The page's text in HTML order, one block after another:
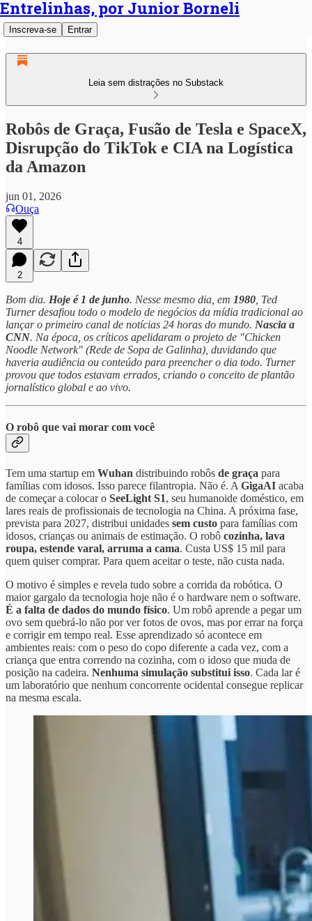
Entrelinhas, por Junior Borneli
Inscreva-se Entrar
Leia sem distrações no Substack
Robôs de Graça, Fusão de Tesla e SpaceX,
Disrupção do TikTok e CIA na Logística
da Amazon
jun 01, 2026
Ouça
4
2
Bom dia. Hoje é 1 de junho. Nesse mesmo dia, em 1980 , Ted
Turner desafiou todo o modelo de negócios da mídia tradicional ao
lançar o primeiro canal de notícias 24 horas do mundo. Nascia a
CNN. Na época, os críticos apelidaram o projeto de "Chicken
Noodle Network" (Rede de Sopa de Galinha), duvidando que
haveria audiência ou conteúdo para preencher o dia todo. Turner
provou que todos estavam errados, criando o conceito de plantão
jornalístico global e ao vivo.
O robô que vai morar com você
Tem uma startup em Wuhan distribuindo robôs de graça para
famílias com idosos. Isso parece filantropia. Não é. A GigaAI acaba
de começar a colocar o SeeLight S1, seu humanoide doméstico, em
lares reais de profissionais de tecnologia na China. A próxima fase,
prevista para 2027, distribui unidades sem custo para famílias com
idosos, crianças ou animais de estimação. O robô cozinha, lava
roupa, estende varal, arruma a cama. Custa US$ 15 mil para
quem quiser comprar. Para quem aceitar o teste, não custa nada.
O motivo é simples e revela tudo sobre a corrida da robótica. O
maior gargalo da tecnologia hoje não é o hardware nem o software.
É a falta de dados do mundo físico. Um robô aprende a pegar um
ovo sem quebrá-lo não por ver fotos de ovos, mas por errar na força
e corrigir em tempo real. Esse aprendizado só acontece em
ambientes reais: com o peso do copo diferente a cada vez, com a
criança que entra correndo na cozinha, com o idoso que muda de
posição na cadeira. Nenhuma simulação substitui isso. Cada lar é
um laboratório que nenhum concorrente ocidental consegue replicar
na mesma escala.